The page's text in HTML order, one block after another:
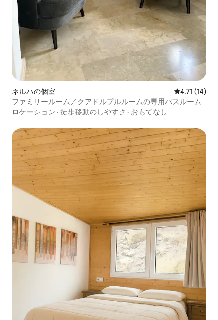
ネルハの個室 レビュー14
4.71 (14)
ファミリールーム／クアドルプルルームの専用バスルーム
ロケーション · 徒歩移動のしやすさ · おもてなし